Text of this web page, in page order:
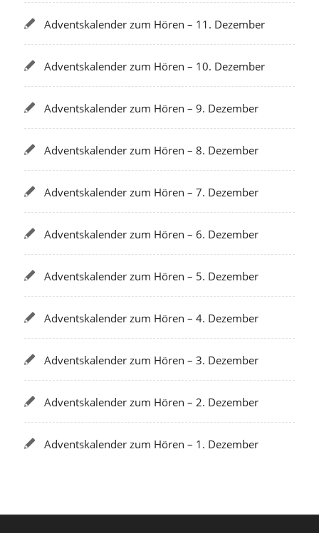
Adventskalender zum Hören – 11. Dezember
Adventskalender zum Hören – 10. Dezember
Adventskalender zum Hören – 9. Dezember
Adventskalender zum Hören – 8. Dezember
Adventskalender zum Hören – 7. Dezember
Adventskalender zum Hören – 6. Dezember
Adventskalender zum Hören – 5. Dezember
Adventskalender zum Hören – 4. Dezember
Adventskalender zum Hören – 3. Dezember
Adventskalender zum Hören – 2. Dezember
Adventskalender zum Hören – 1. Dezember